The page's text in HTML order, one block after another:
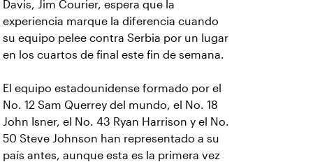
Davis, Jim Courier, espera que la
experiencia marque la diferencia cuando
su equipo pelee contra Serbia por un lugar
en los cuartos de final este fin de semana.
El equipo estadounidense formado por el
No. 12 Sam Querrey del mundo, el No. 18
John Isner, el No. 43 Ryan Harrison y el No.
50 Steve Johnson han representado a su
país antes, aunque esta es la primera vez